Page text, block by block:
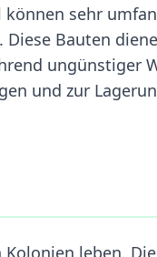
sehr
Bauten
ungünstiger
und zur
leben.